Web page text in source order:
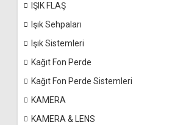
IŞIK FLAŞ
Işık Sehpaları
Işık Sistemleri
Kağıt Fon Perde
Kağıt Fon Perde Sistemleri
KAMERA
KAMERA & LENS